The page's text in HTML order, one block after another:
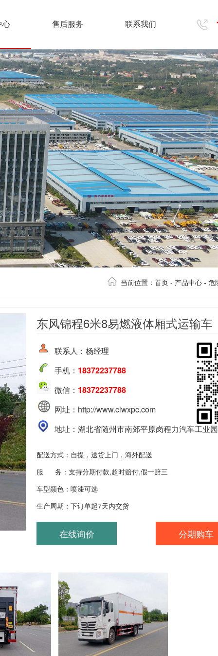
心 售后服务 联系我们
当前位置： 首页 - 产品中心 - 危
东风锦程6米8易燃液体厢式运输车
联系人：杨经理
手机： 18372237788
微信： 18372237788
网址：http://www.clwxpc.com
地址：湖北省随州市南郊平原岗程力汽车工业园
配送方式：自提，送货上门，海外配送
服 务：支持分期付款,超时赔付,假一赔三
车型颜色：喷漆可选
生产周期：下订单起7天内交货
在线询价 分期购车